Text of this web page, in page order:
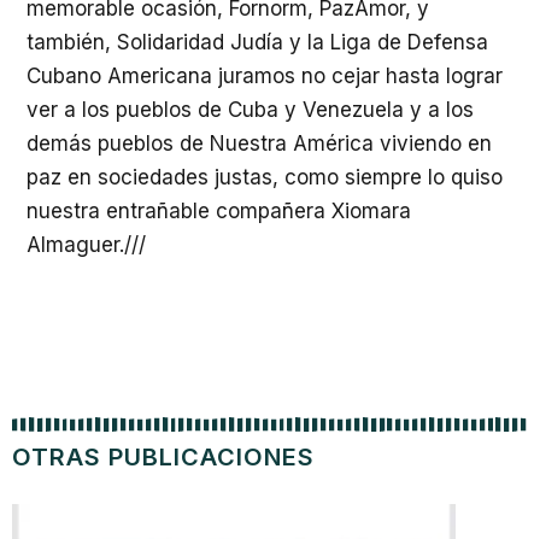
memorable ocasión, Fornorm, PazAmor, y
también, Solidaridad Judía y la Liga de Defensa
Cubano Americana juramos no cejar hasta lograr
ver a los pueblos de Cuba y Venezuela y a los
demás pueblos de Nuestra América viviendo en
paz en sociedades justas, como siempre lo quiso
nuestra entrañable compañera Xiomara
Almaguer.///
OTRAS PUBLICACIONES